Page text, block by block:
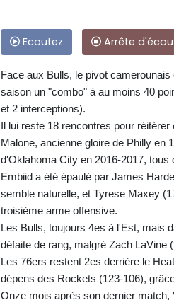
Ecoutez Arrête
Face aux Bulls, le pivot
saison un "combo" à au moins 40
et 2 interceptions).
Il lui reste 18 rencontres pour
Malone, ancienne gloire de Philly en
d'Oklahoma City en 2016-2017,
Embiid a été épaulé par James
semble naturelle, et Tyrese Maxey
troisième arme offensive.
Les Bulls, toujours 4es à l'Est, mais
défaite de rang, malgré Zach LaVine
Les 76ers restent 2es derrière le
dépens des Rockets (123-106),
Onze mois après son dernier